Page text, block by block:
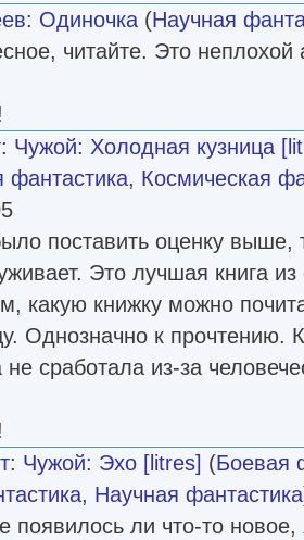
: Одиночка (Научная
читайте. Это неплохой
: Чужой: Холодная кузница
фантастика, Космическая
поставить оценку выше,
Это лучшая книга
какую книжку можно
Однозначно к прочтению.
не сработала из-за
: Чужой: Эхо [litres] (Боевая
, Научная фантастика
появилось ли что-то новое,